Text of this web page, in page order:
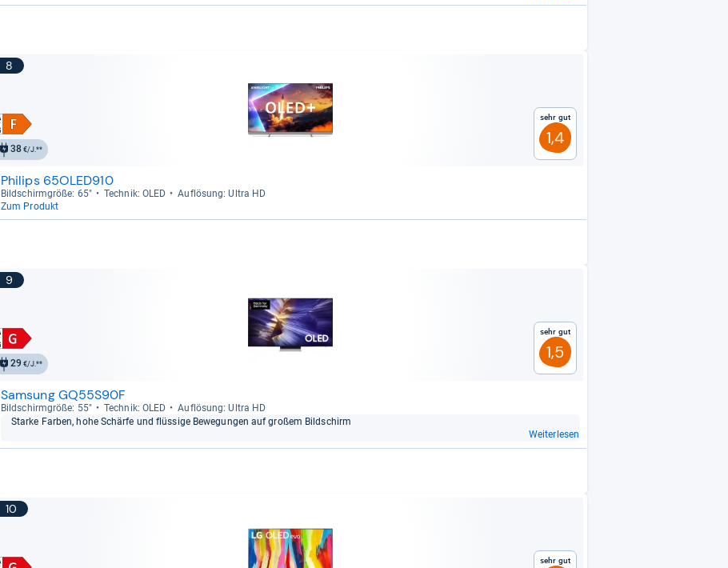
8
38€/J.**
Sehr gut
1,4
Philips 65OLED910
Bild­schirm­größe: 65" Tech­nik: OLED
Auf­lö­sung: Ultra HD
Zum Produkt
9
29 €/J.**
Sehr gut
1,5
Samsung GQ55S90F
Bild­schirm­größe: 55" Tech­nik: OLED
Auf­lö­sung: Ultra HD
Starke Far­ben, hohe Schärfe und flüs­sige Bewe­gun­gen auf großem Bild­schirm
Weiterlesen
10
Sehr gut